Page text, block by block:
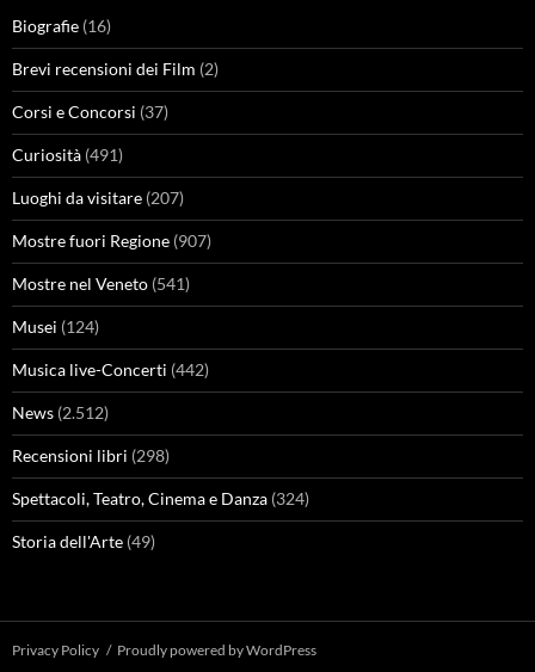
Biografie (16)
Brevi recensioni dei Film (2)
Corsi e Concorsi (37)
Curiosità (491)
Luoghi da visitare (207)
Mostre fuori Regione (907)
Mostre nel Veneto (541)
Musei (124)
Musica live-Concerti (442)
News (2.512)
Recensioni libri (298)
Spettacoli, Teatro, Cinema e Danza (324)
Storia dell'Arte (49)
Privacy Policy Proudly powered by WordPress